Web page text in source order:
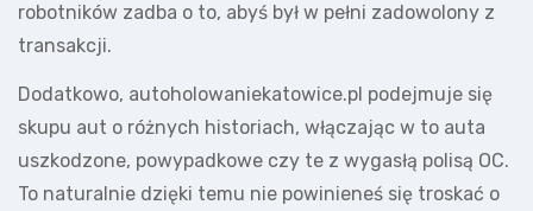
robotników zadba o to, abyś był w pełni zadowolony z
transakcji.
Dodatkowo, autoholowaniekatowice.pl podejmuje się
skupu aut o różnych historiach, włączając w to auta
uszkodzone, powypadkowe czy te z wygasłą polisą OC.
To naturalnie dzięki temu nie powinieneś się troskać o